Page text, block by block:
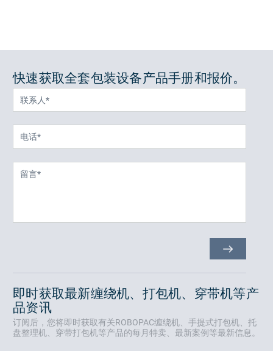
快速获取全套包装设备产品手册和报价。
即时获取最新缠绕机、打包机、穿带机等产
品资讯
订阅后，您将即时获取有关ROBOPAC缠绕机、手提式打包机、托
盘整理机、穿带打包机等产品的每月特卖、最新案例等最新信息。